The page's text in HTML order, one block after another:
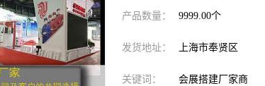
产品数量： 9999.00个
发货地址： 上海市奉贤区
关键词： 会展搭建厂家商